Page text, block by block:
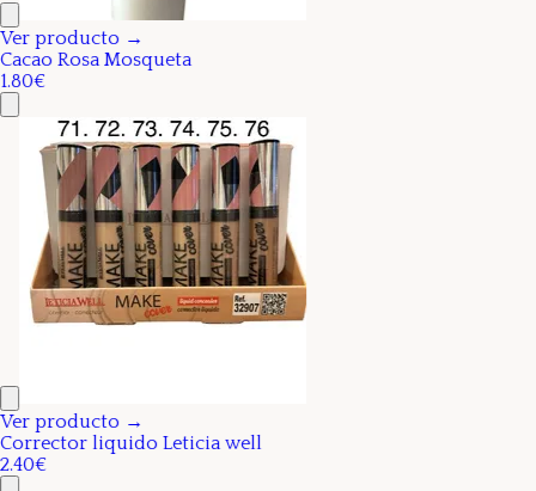
Ver producto →
Cacao Rosa Mosqueta
1.80€
Ver producto →
Corrector liquido Leticia well
2.40€